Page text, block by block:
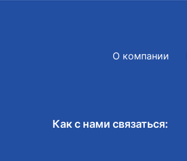
О компании
Как с нами связаться: